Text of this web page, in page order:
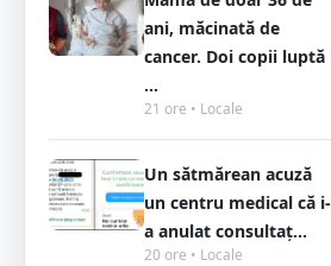
ani, măcinată de
cancer. Doi copii luptă
...
21 ore • Locale
Un sătmărean acuză
un centru medical că i-
a anulat consultaț...
20 ore • Locale